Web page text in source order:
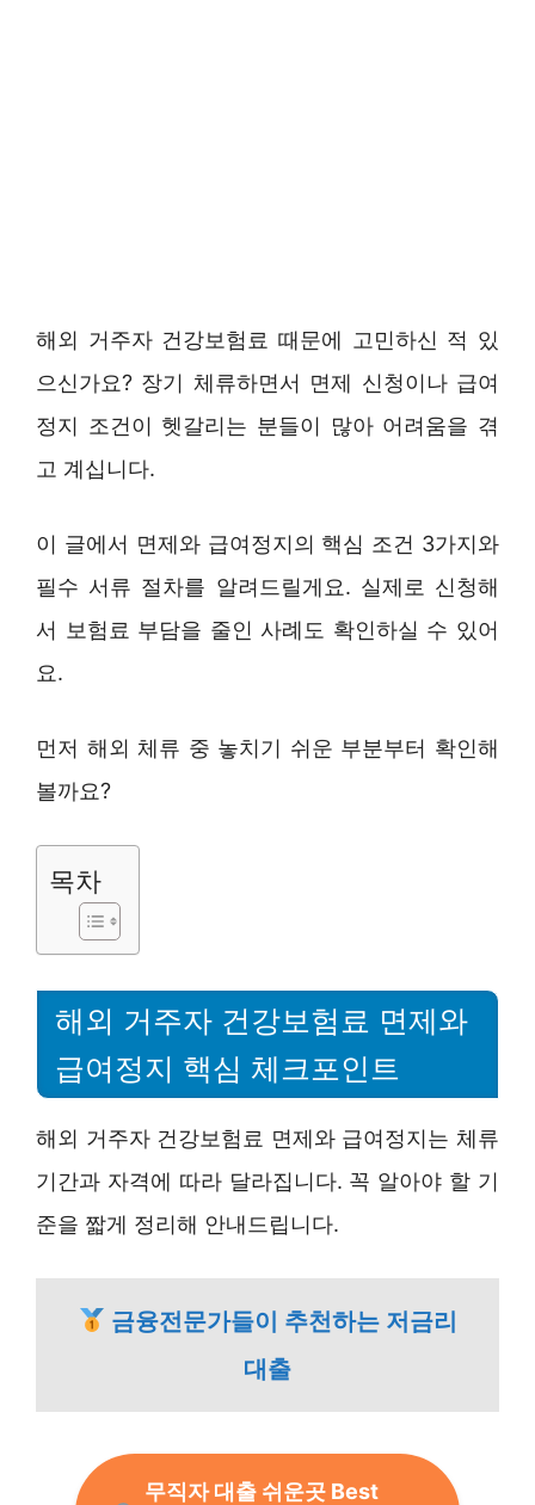
해외 거주자 건강보험료 때문에 고민하신 적 있
으신가요? 장기 체류하면서 면제 신청이나 급여
정지 조건이 헷갈리는 분들이 많아 어려움을 겪
고 계십니다.
이 글에서 면제와 급여정지의 핵심 조건 3가지와
필수 서류 절차를 알려드릴게요. 실제로 신청해
서 보험료 부담을 줄인 사례도 확인하실 수 있어
요.
먼저 해외 체류 중 놓치기 쉬운 부분부터 확인해
볼까요?
목차
해외 거주자 건강보험료 면제와
급여정지 핵심 체크포인트
해외 거주자 건강보험료 면제와 급여정지는 체류
기간과 자격에 따라 달라집니다. 꼭 알아야 할 기
준을 짧게 정리해 안내드립니다.
금융전문가들이 추천하는 저금리
대출
무직자 대출 쉬운곳 Best